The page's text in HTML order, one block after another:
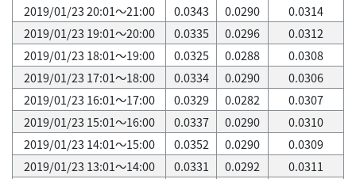
2019/01/23 20:01～21:00
0.0343 0.0290
0.0314
2019/01/23 19:01～20:00
0.0335 0.0296
0.0312
2019/01/23 18:01～19:00
0.0325 0.0288
0.0308
2019/01/23 17:01～18:00
0.0334 0.0290
0.0306
2019/01/23 16:01～17:00
0.0329 0.0282
0.0307
2019/01/23 15:01～16:00
0.0337 0.0290
0.0310
2019/01/23 14:01～15:00
0.0352 0.0290
0.0309
2019/01/23 13:01～14:00
0.0331 0.0292
0.0311